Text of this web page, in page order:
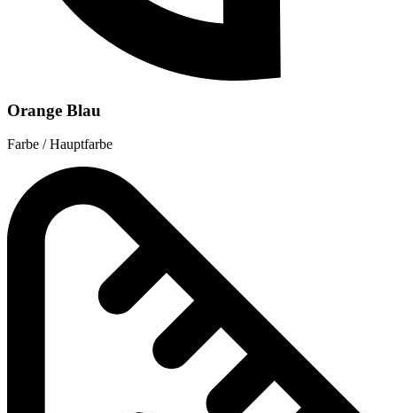
Orange Blau
Farbe / Hauptfarbe